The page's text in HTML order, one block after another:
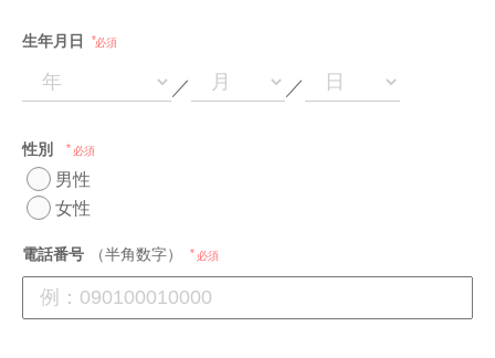
生年月日 必須
／ ／
性別 必須
男性
女性
電話番号 （半角数字） 必須